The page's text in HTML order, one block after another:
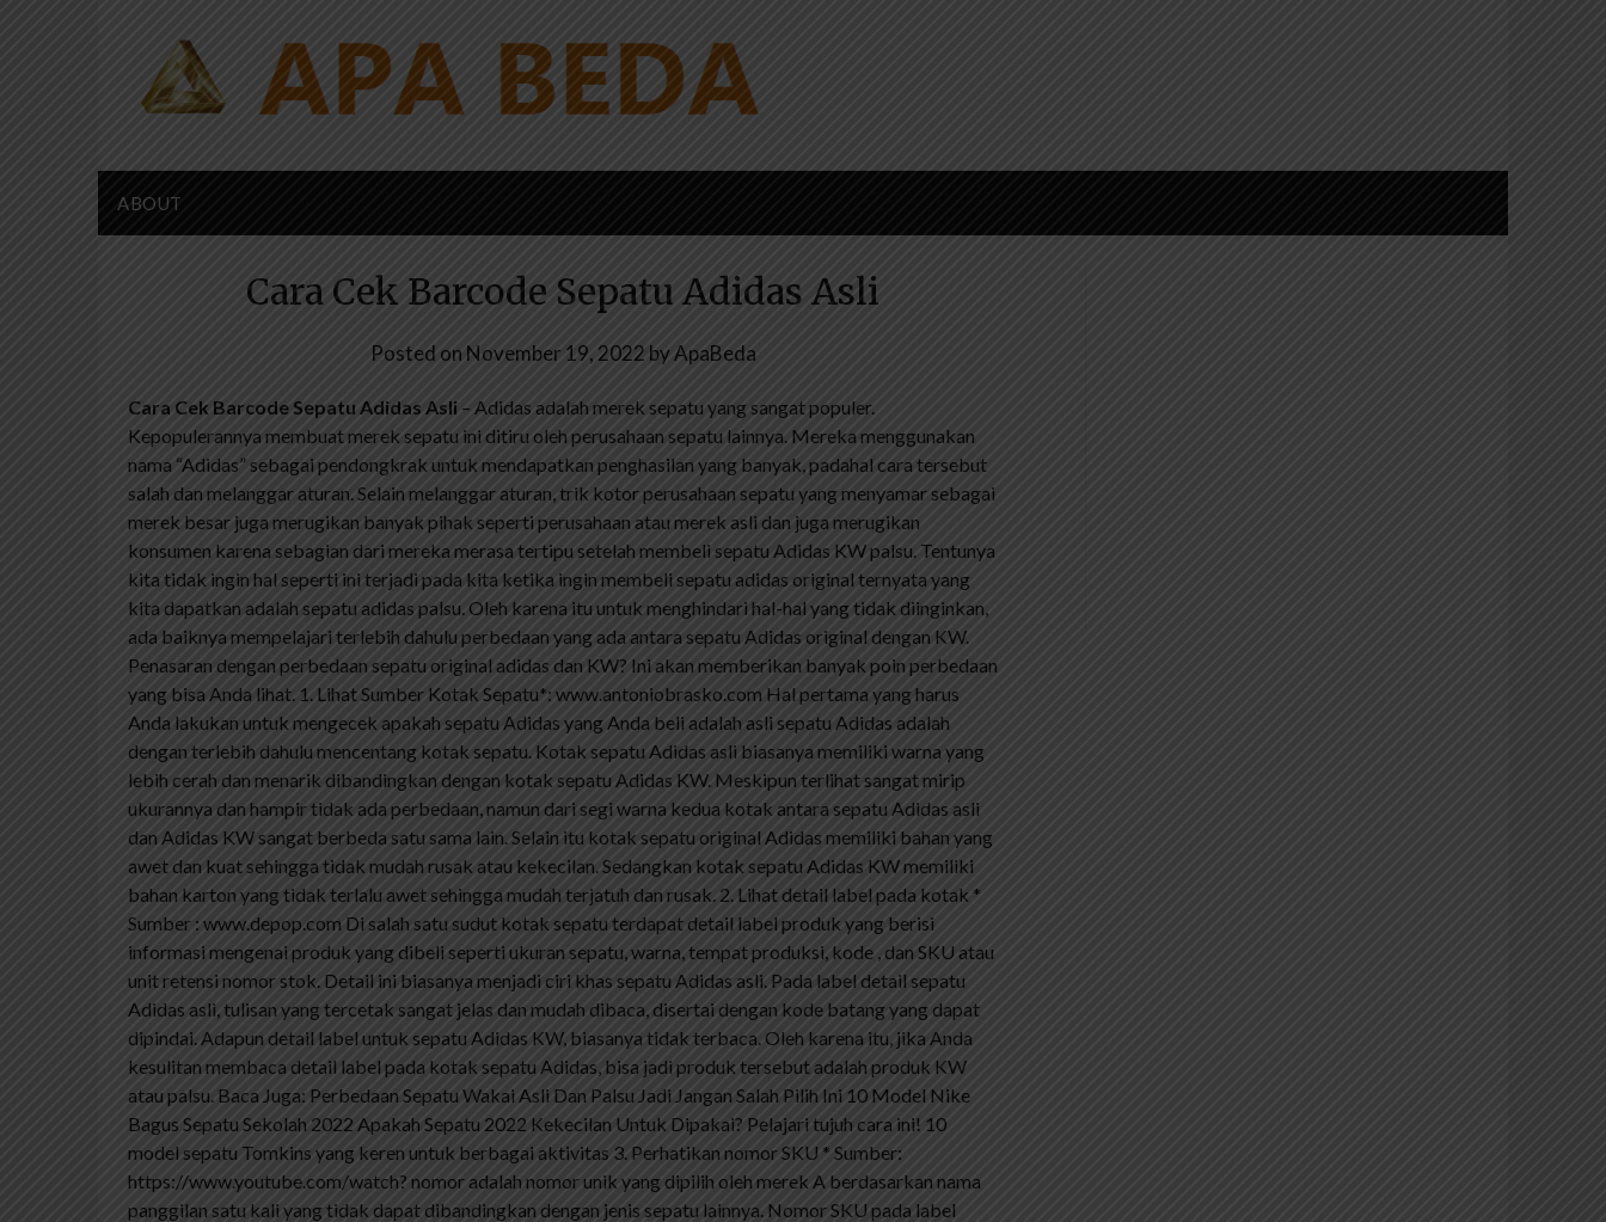
ABOUT
Cara Cek Barcode Sepatu Adidas Asli
Posted on November 19, 2022 byApaBeda
Cara Cek Barcode Sepatu Adidas Asli – Adidas adalah merek sepatu yang sangat populer.
Kepopulerannya membuat merek sepatu ini ditiru oleh perusahaan sepatu lainnya. Mereka menggunakan
nama “Adidas” sebagai pendongkrak untuk mendapatkan penghasilan yang banyak, padahal cara tersebut
salah dan melanggar aturan. Selain melanggar aturan, trik kotor perusahaan sepatu yang menyamar sebagai
merek besar juga merugikan banyak pihak seperti perusahaan atau merek asli dan juga merugikan
konsumen karena sebagian dari mereka merasa tertipu setelah membeli sepatu Adidas KW palsu. Tentunya
kita tidak ingin hal seperti ini terjadi pada kita ketika ingin membeli sepatu adidas original ternyata yang
kita dapatkan adalah sepatu adidas palsu. Oleh karena itu untuk menghindari hal-hal yang tidak diinginkan,
ada baiknya mempelajari terlebih dahulu perbedaan yang ada antara sepatu Adidas original dengan KW.
Penasaran dengan perbedaan sepatu original adidas dan KW? Ini akan memberikan banyak poin perbedaan
yang bisa Anda lihat. 1. Lihat Sumber Kotak Sepatu*: www.antoniobrasko.com Hal pertama yang harus
Anda lakukan untuk mengecek apakah sepatu Adidas yang Anda beli adalah asli sepatu Adidas adalah
dengan terlebih dahulu mencentang kotak sepatu. Kotak sepatu Adidas asli biasanya memiliki warna yang
lebih cerah dan menarik dibandingkan dengan kotak sepatu Adidas KW. Meskipun terlihat sangat mirip
ukurannya dan hampir tidak ada perbedaan, namun dari segi warna kedua kotak antara sepatu Adidas asli
dan Adidas KW sangat berbeda satu sama lain. Selain itu kotak sepatu original Adidas memiliki bahan yang
awet dan kuat sehingga tidak mudah rusak atau kekecilan. Sedangkan kotak sepatu Adidas KW memiliki
bahan karton yang tidak terlalu awet sehingga mudah terjatuh dan rusak. 2. Lihat detail label pada kotak *
Sumber : www.depop.com Di salah satu sudut kotak sepatu terdapat detail label produk yang berisi
informasi mengenai produk yang dibeli seperti ukuran sepatu, warna, tempat produksi, kode , dan SKU atau
unit retensi nomor stok. Detail ini biasanya menjadi ciri khas sepatu Adidas asli. Pada label detail sepatu
Adidas asli, tulisan yang tercetak sangat jelas dan mudah dibaca, disertai dengan kode batang yang dapat
dipindai. Adapun detail label untuk sepatu Adidas KW, biasanya tidak terbaca. Oleh karena itu, jika Anda
kesulitan membaca detail label pada kotak sepatu Adidas, bisa jadi produk tersebut adalah produk KW
atau palsu. Baca Juga: Perbedaan Sepatu Wakai Asli Dan Palsu Jadi Jangan Salah Pilih Ini 10 Model Nike
Bagus Sepatu Sekolah 2022 Apakah Sepatu 2022 Kekecilan Untuk Dipakai? Pelajari tujuh cara ini! 10
model sepatu Tomkins yang keren untuk berbagai aktivitas 3. Perhatikan nomor SKU * Sumber:
https://www.youtube.com/watch? nomor adalah nomor unik yang dipilih oleh merek A berdasarkan nama
panggilan satu kali yang tidak dapat dibandingkan dengan jenis sepatu lainnya. Nomor SKU pada label